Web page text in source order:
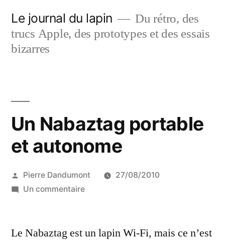
contenu
Le journal du lapin
Du rétro, des
trucs Apple, des prototypes et des essais
bizarres
Un Nabaztag portable
et autonome
Publié
par
Pierre Dandumont
27/08/2010
Un commentairesur
portable
Le Nabaztag est un lapin Wi-Fi, mais ce n’est